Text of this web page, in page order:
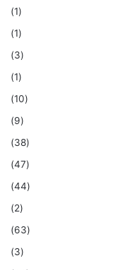
(1)
(1)
(3)
(1)
(10)
(9)
(38)
(47)
(44)
(2)
(63)
(3)